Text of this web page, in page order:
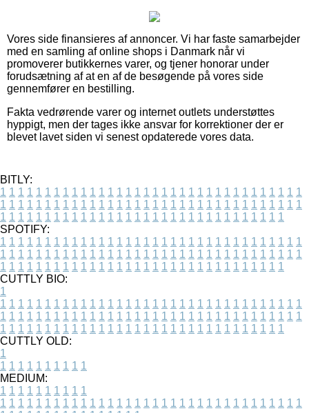
Vores side finansieres af annoncer. Vi har faste samarbejder
med en samling af online shops i Danmark når vi
promoverer butikkernes varer, og tjener honorar under
forudsætning af at en af de besøgende på vores side
gennemfører en bestilling.
Fakta vedrørende varer og internet outlets understøttes
hyppigt, men der tages ikke ansvar for korrektioner der er
blevet lavet siden vi senest opdaterede vores data.
BITLY:
1 1 1 1 1 1 1 1 1 1 1 1 1 1 1 1 1 1 1 1 1 1 1 1 1 1 1 1 1 1 1 1 1 1
1 1 1 1 1 1 1 1 1 1 1 1 1 1 1 1 1 1 1 1 1 1 1 1 1 1 1 1 1 1 1 1 1 1
1 1 1 1 1 1 1 1 1 1 1 1 1 1 1 1 1 1 1 1 1 1 1 1 1 1 1 1 1 1 1 1
SPOTIFY:
1 1 1 1 1 1 1 1 1 1 1 1 1 1 1 1 1 1 1 1 1 1 1 1 1 1 1 1 1 1 1 1 1 1
1 1 1 1 1 1 1 1 1 1 1 1 1 1 1 1 1 1 1 1 1 1 1 1 1 1 1 1 1 1 1 1 1 1
1 1 1 1 1 1 1 1 1 1 1 1 1 1 1 1 1 1 1 1 1 1 1 1 1 1 1 1 1 1 1 1
CUTTLY BIO:
1
1 1 1 1 1 1 1 1 1 1 1 1 1 1 1 1 1 1 1 1 1 1 1 1 1 1 1 1 1 1 1 1 1 1
1 1 1 1 1 1 1 1 1 1 1 1 1 1 1 1 1 1 1 1 1 1 1 1 1 1 1 1 1 1 1 1 1 1
1 1 1 1 1 1 1 1 1 1 1 1 1 1 1 1 1 1 1 1 1 1 1 1 1 1 1 1 1 1 1 1
CUTTLY OLD:
1
1 1 1 1 1 1 1 1 1 1
MEDIUM:
1 1 1 1 1 1 1 1 1 1
1 1 1 1 1 1 1 1 1 1 1 1 1 1 1 1 1 1 1 1 1 1 1 1 1 1 1 1 1 1 1 1 1 1